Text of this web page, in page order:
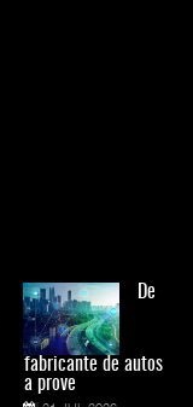
De
fabricante de autos
a prove